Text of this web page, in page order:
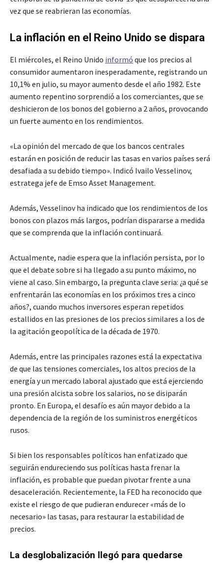
vez que se reabrieran las economías.
La inflación en el Reino Unido se dispara
El miércoles, el Reino Unido informó que los precios al
consumidor aumentaron inesperadamente, registrando un
10,1% en julio, su mayor aumento desde el año 1982. Este
aumento repentino sorprendió a los comerciantes, que se
deshicieron de los bonos del gobierno a 2 años, provocando
un fuerte aumento en los rendimientos.
«La opinión del mercado de que los bancos centrales
estarán en posición de reducir las tasas en varios países será
desafiada a su debido tiempo». Indicó Ivailo Vesselinov,
estratega jefe de Emso Asset Management.
Además, Vesselinov ha indicado que los rendimientos de los
bonos con plazos más largos, podrían dispararse a medida
que se comprenda que la inflación continuará.
Actualmente, nadie espera que la inflación persista, por lo
que el debate sobre si ha llegado a su punto máximo, no
viene al caso. Sin embargo, la pregunta clave seria: ¿a qué se
enfrentarán las economías en los próximos tres a cinco
años?, cuando muchos inversores esperan repetidos
estallidos en las presiones de los precios similares a los de
la agitación geopolítica de la década de 1970.
Además, entre las principales razones está la expectativa
de que las tensiones comerciales, los altos precios de la
energía y un mercado laboral ajustado que está ejerciendo
una presión alcista sobre los salarios, no se disiparán
pronto. En Europa, el desafío es aún mayor debido a la
dependencia de la región de los suministros energéticos
rusos.
Si bien los responsables políticos han enfatizado que
seguirán endureciendo sus políticas hasta frenar la
inflación, es probable que puedan pivotar frente a una
desaceleración. Recientemente, la FED ha reconocido que
existe el riesgo de que pudieran endurecer «más de lo
necesario» las tasas, para restaurar la estabilidad de
precios.
La desglobalización llegó para quedarse